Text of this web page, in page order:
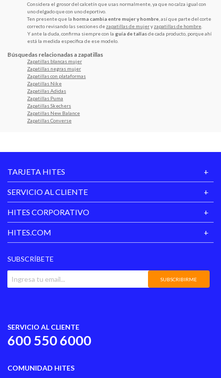
Considera el grosor del calcetín que usas normalmente, ya que no calza igual con
uno delgado que con uno deportivo.
Ten presente que la horma cambia entre mujer y hombre , así que parte del corte
correcto revisando las secciones dezapatillas de mujeryzapatillas de hombre
Y ante la duda, confirma siempre con la guía de tallasde cada producto, porque ahí
está la medida específica de ese modelo.
Búsquedas relacionadas a zapatillas
Zapatillas blancas mujer
Zapatillas negras mujer
Zapatillas con plataformas
Zapatillas Nike
Zapatillas Adidas
Zapatillas Puma
Zapatillas Skechers
Zapatillas New Balance
Zapatillas Converse
TARJETA HITES
SERVICIO AL CLIENTE
HITES CORPORATIVO
HITES.COM
SUBSCRÍBETE
SUBSCRIBIRME
SERVICIO AL CLIENTE
600 550 6000
COMUNIDAD HITES